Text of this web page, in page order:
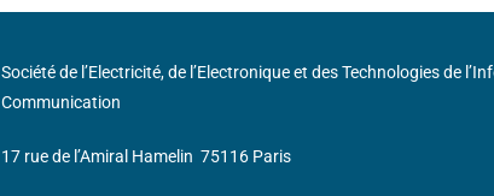
Société de l’Electricité, de l’Electronique et des Technologies de
Communication
17 rue de l’Amiral Hamelin 75116 Paris